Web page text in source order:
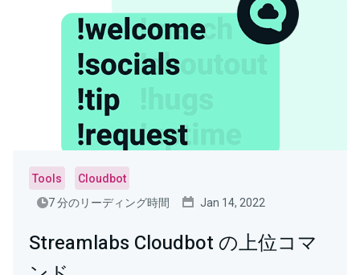
Tools
Cloudbot
7 分のリーディング時間
Jan 14, 2022
Streamlabs Cloudbot の上位コマ